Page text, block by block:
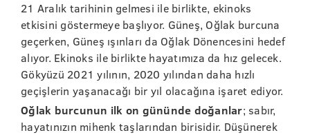
21 Aralık tarihinin gelmesi ile birlikte, ekinoks
etkisini göstermeye başlıyor. Güneş, Oğlak burcuna
geçerken, Güneş ışınları da Oğlak Dönencesini hedef
alıyor. Ekinoks ile birlikte hayatımıza da hız gelecek.
Gökyüzü 2021 yılının, 2020 yılından daha hızlı
geçişlerin yaşanacağı bir yıl olacağına işaret ediyor.
Oğlak burcunun ilk on gününde doğanlar; sabır,
hayatınızın mihenk taşlarından birisidir. Düşünerek